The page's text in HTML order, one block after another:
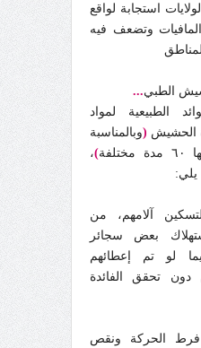
استجابة لواقع
وتضعف فيه
الطبي...
الطبيعية لمواد
الحشيش (وبالمناسبة
)،
يلي:
آلامهم، من
بعض سجائر
لو تم إعطائهم
تحقق الفائدة
الحركة ونقص